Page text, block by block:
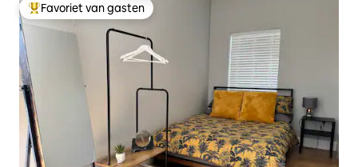
Topfavoriet van gasten
Favoriet van gasten